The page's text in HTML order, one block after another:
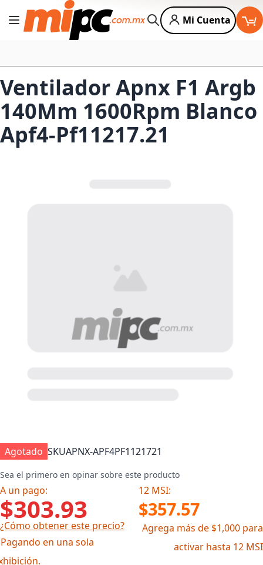
Cambiar Nav
Buscar
Mi Cuenta
Ventilador Apnx F1 Argb
140Mm 1600Rpm Blanco
Apf4-Pf11217.21
Agotado SKUAPNX-APF4PF1121721
Sea el primero en opinar sobre este producto
A un pago: 12 MSI:
$303.93 $357.57
¿Cómo obtener este precio?
en una sola
Agrega más de $1,000 para
activar hasta 12 MSI